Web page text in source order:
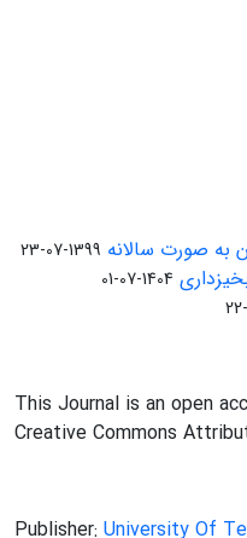
به صورت سالانه 1399-07-23
1404-07-01
This Journal is an open
Creative Commons
Publisher: University Of